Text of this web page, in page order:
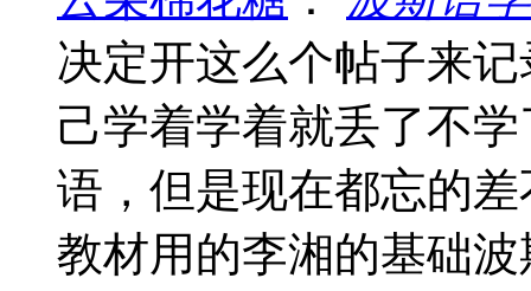
决定开这么个帖子来
己学着学着就丢了不
语，但是现在都忘的
教材用的李湘的基础